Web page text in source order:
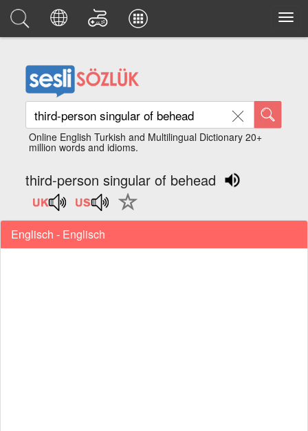
Online English Turkish and Multilingual Dictionary 20+
million words and idioms.
third-person singular of behead
Englisch - Englisch